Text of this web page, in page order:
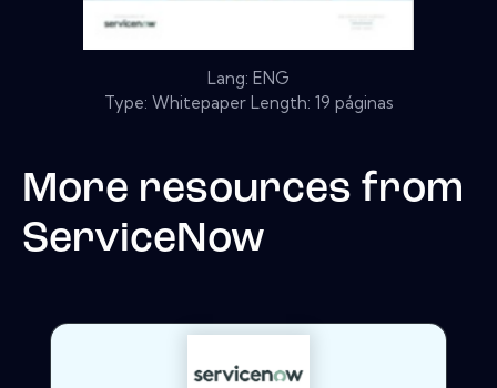
Lang: ENG
Type: Whitepaper Length: 19 páginas
More resources from
ServiceNow